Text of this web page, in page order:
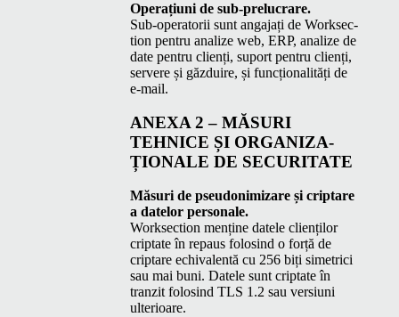
Oper­ați­u­ni de sub-prelucrare.
Sub-oper­a­torii sunt anga­jați de Work­sec­
tion pen­tru anal­ize web, ERP, anal­ize de
date pen­tru clienți, suport pen­tru clienți,
ser­vere și găz­duire, și funcțion­al­ități de
e‑mail.
ANEXA 2 – MĂSURI
TEHNICE ȘI ORGA­NI­ZA­
ȚIONALE DE SECURITATE
Măsuri de pseudon­imizare și criptare
a datelor personale.
Work­sec­tion menține datele clienților
crip­tate în repaus folosind o forță de
criptare echiva­len­tă cu 256 biți simetri­ci
sau mai buni. Datele sunt crip­tate în
tranz­it folosind TLS 1.2 sau ver­si­u­ni
ulterioare.